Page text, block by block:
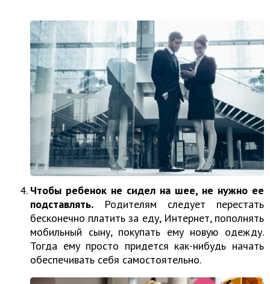
Чтобы ребенок не сидел на шее, не нужно ее
подставлять. Родителям следует перестать
бесконечно платить за еду, Интернет, пополнять
мобильный сыну, покупать ему новую одежду.
Тогда ему просто придется как-нибудь начать
обеспечивать себя самостоятельно.